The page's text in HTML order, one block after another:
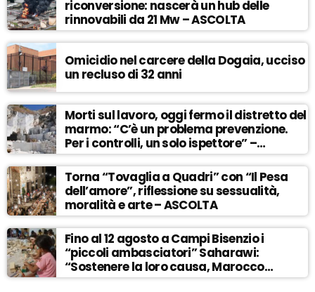
riconversione: nascerà un hub delle
rinnovabili da 21 Mw – ASCOLTA
Omicidio nel carcere della Dogaia, ucciso
un recluso di 32 anni
Morti sul lavoro, oggi fermo il distretto del
marmo: “C’è un problema prevenzione.
Per i controlli, un solo ispettore” –
ASCOLTA
Torna “Tovaglia a Quadri” con “Il Pesa
dell’amore”, riflessione su sessualità,
moralità e arte – ASCOLTA
Fino al 12 agosto a Campi Bisenzio i
“piccoli ambasciatori” Saharawi:
“Sostenere la loro causa, Marocco
sempre più invadente” – ASCOLTA